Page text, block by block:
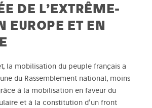
DE L’EXTRÊME-
EUROPE ET EN
la mobilisation du peuple français a
du Rassemblement national, moins
à la mobilisation en faveur du
et à la constitution d'un front